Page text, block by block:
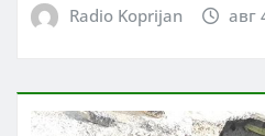
Radio Koprijan авг